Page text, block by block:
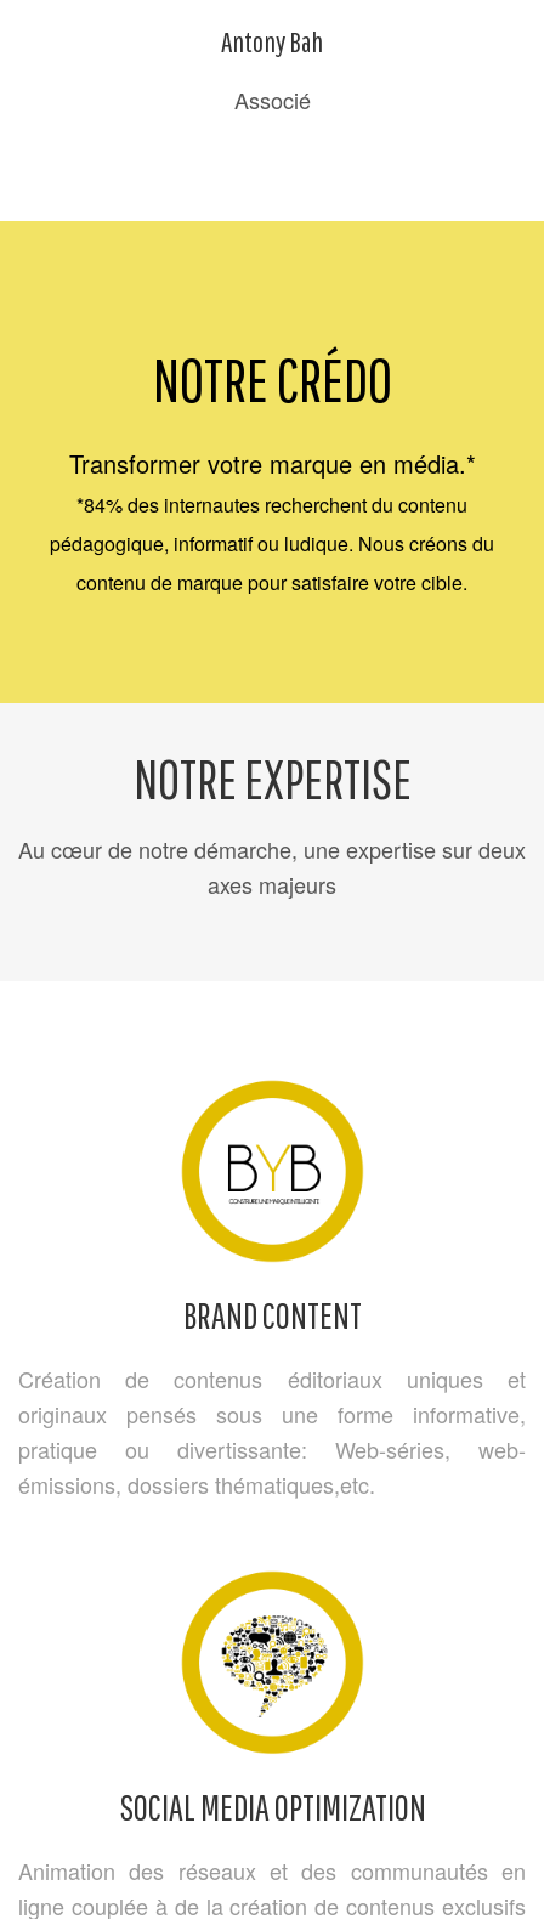
Antony Bah
Associé
NOTRE CRÉDO
Transformer votre marque en média.*
*84% des internautes recherchent du contenu
pédagogique, informatif ou ludique. Nous créons du
contenu de marque pour satisfaire votre cible.
NOTRE EXPERTISE
Au cœur de notre démarche, une expertise sur deux
axes majeurs
BRAND CONTENT
Création de contenus éditoriaux uniques et
originaux pensés sous une forme informative,
pratique ou divertissante: Web-séries, web-
émissions, dossiers thématiques,etc.
SOCIAL MEDIA OPTIMIZATION
Animation des réseaux et des communautés en
ligne couplée à de la création de contenus exclusifs